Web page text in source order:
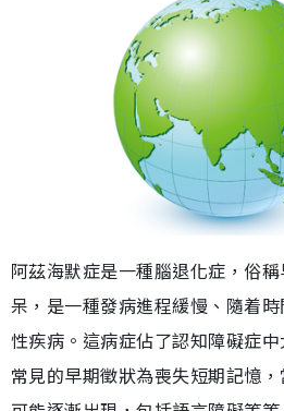
阿茲海默症是一種腦退化症，俗
呆，是一種發病進程緩慢、隨着
性疾病。這病症佔了認知障礙症
常見的早期徵狀為喪失短期記憶